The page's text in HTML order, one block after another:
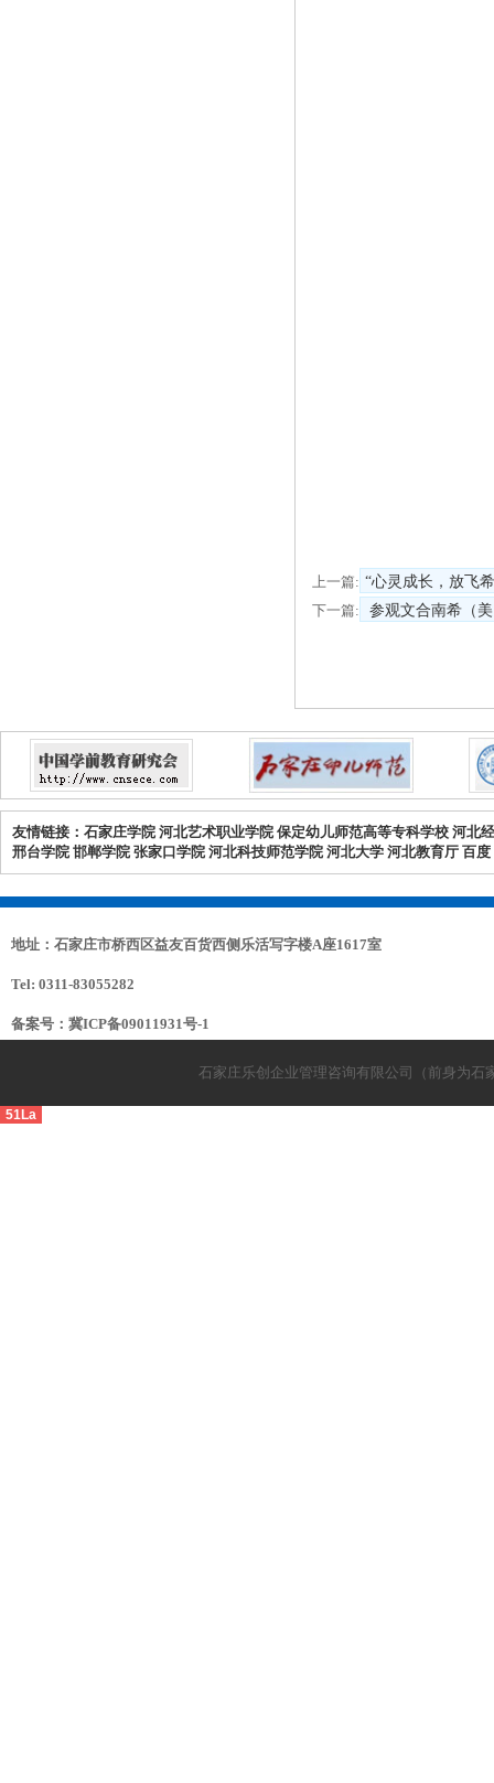
上一篇: “心灵成长，放飞
下一篇:
参观文合南希（
友情链接： 石家庄学院 河北艺术职业学院 保定幼儿师范高等专科学校 河北
邢台学院 邯郸学院 张家口学院 河北科技师范学院 河北大学 河北教育厅 百度
地址：石家庄市桥西区益友百货西侧乐活写字楼A座1617室
Tel: 0311-83055282
备案号： 冀ICP备09011931号-1
石家庄乐创企业管理咨询有限公司（前身为
51La